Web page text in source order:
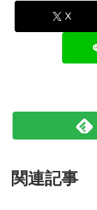
X
関連記事